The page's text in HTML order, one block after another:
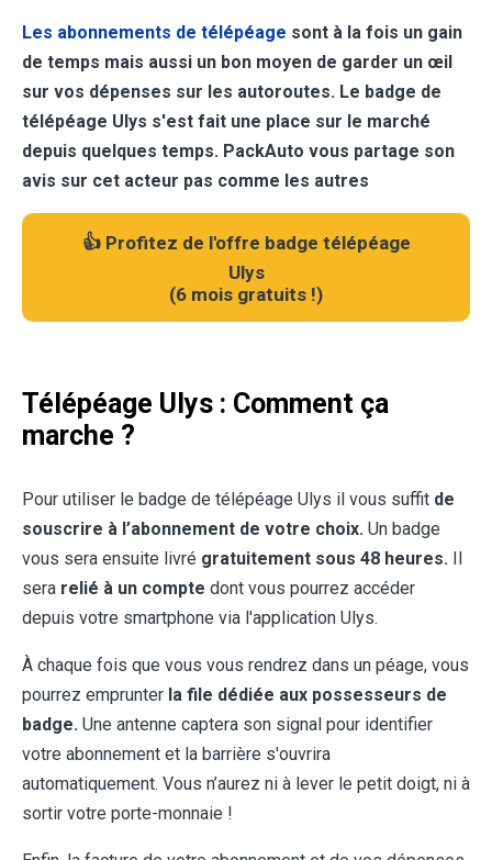
Les abonnements de télépéage sont à la fois un gain
de temps mais aussi un bon moyen de garder un œil
sur vos dépenses sur les autoroutes. Le badge de
télépéage Ulys s'est fait une place sur le marché
depuis quelques temps. PackAuto vous partage son
avis sur cet acteur pas comme les autres
👍 Profitez de l'offre badge télépéage
Ulys
(6 mois gratuits !)
Télépéage Ulys : Comment ça
marche ?
Pour utiliser le badge de télépéage Ulys il vous suffit de
souscrire à l’abonnement de votre choix. Un badge
vous sera ensuite livré gratuitement sous 48 heures.
sera relié à un compte dont vous pourrez accéder
depuis votre smartphone via l'application Ulys.
À chaque fois que vous vous rendrez dans un péage, vous
pourrez emprunter la file dédiée aux possesseurs de
badge. Une antenne captera son signal pour identifier
votre abonnement et la barrière s'ouvrira
automatiquement. Vous n’aurez ni à lever le petit doigt, ni à
sortir votre porte-monnaie !